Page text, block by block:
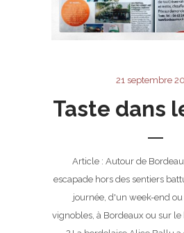
21 septembre
Taste dans
Article : Autour de
escapade hors des sentiers
journée, d'un week-end
vignobles, à Bordeaux ou sur